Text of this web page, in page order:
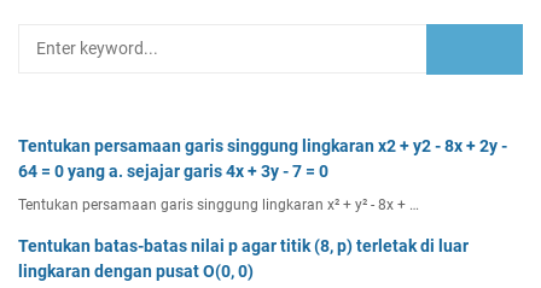
Tentukan persamaan garis singgung lingkaran x2 + y2 - 8x + 2y -
64 = 0 yang a. sejajar garis 4x + 3y - 7 = 0
Tentukan persamaan garis singgung lingkaran x² + y² - 8x + …
Tentukan batas-batas nilai p agar titik (8, p) terletak di luar
lingkaran dengan pusat O(0, 0)